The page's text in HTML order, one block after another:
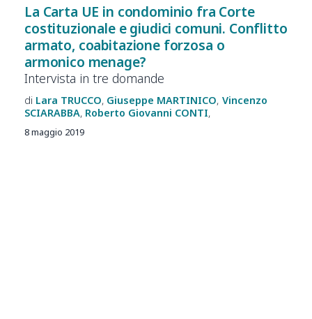
La Carta UE in condominio fra Corte
costituzionale e giudici comuni. Conflitto
armato, coabitazione forzosa o
armonico menage?
Intervista in tre domande
Lara TRUCCO Giuseppe MARTINICO Vincenzo
SCIARABBA Roberto Giovanni CONTI
8 maggio 2019